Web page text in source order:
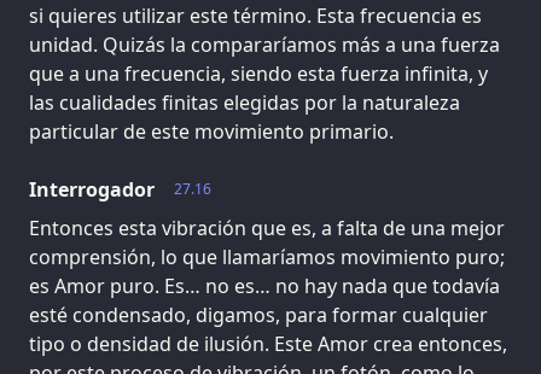
si quieres utilizar este término. Esta frecuencia es
unidad. Quizás la compararíamos más a una fuerza
que a una frecuencia, siendo esta fuerza infinita, y
las cualidades finitas elegidas por la naturaleza
particular de este movimiento primario.
27.16
Interrogador
Entonces esta vibración que es, a falta de una mejor
comprensión, lo que llamaríamos movimiento puro;
es Amor puro. Es… no es… no hay nada que todavía
esté condensado, digamos, para formar cualquier
tipo o densidad de ilusión. Este Amor crea entonces,